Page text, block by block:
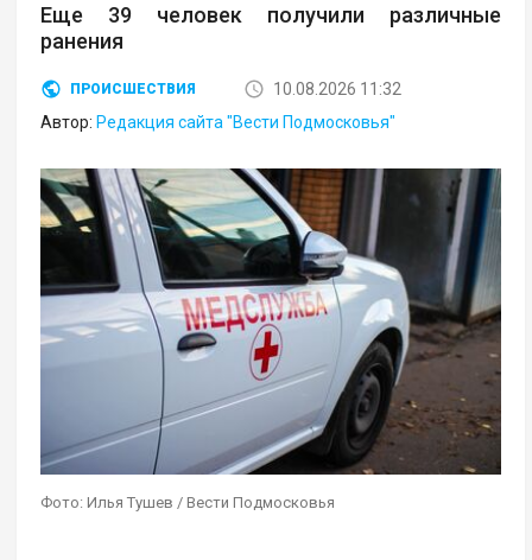
Еще 39 человек получили различные
ранения
ПРОИСШЕСТВИЯ
10.08.2026 11:32
Автор: Редакция сайта "Вести Подмосковья"
Фото: Илья Тушев / Вести Подмосковья